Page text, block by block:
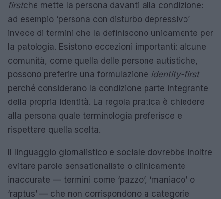
firstche mette la persona davanti alla condizione:
ad esempio ‘persona con disturbo depressivo’
invece di termini che la definiscono unicamente per
la patologia. Esistono eccezioni importanti: alcune
comunità, come quella delle persone autistiche,
possono preferire una formulazione identity-first
perché considerano la condizione parte integrante
della propria identità. La regola pratica è chiedere
alla persona quale terminologia preferisce e
rispettare quella scelta.
Il linguaggio giornalistico e sociale dovrebbe inoltre
evitare parole sensationaliste o clinicamente
inaccurate — termini come ‘pazzo’, ‘maniaco’ o
‘raptus’ — che non corrispondono a categorie